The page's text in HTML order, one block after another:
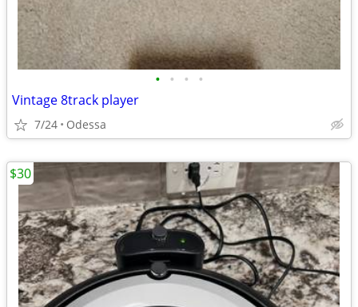
• • • •
Vintage 8track player
7/24 Odessa
$30